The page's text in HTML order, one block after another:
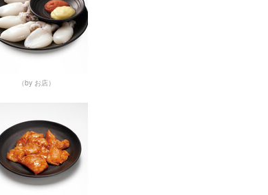
（by お店）